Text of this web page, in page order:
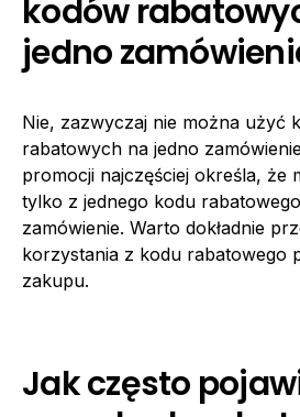
kodów
jedno
Nie, zazwyczaj nie można użyć
rabatowych na jedno
promocji najczęściej określa, że
tylko z jednego kodu
zamówienie. Warto dokładnie
korzystania z kodu rabatowego
zakupu.
Jak często